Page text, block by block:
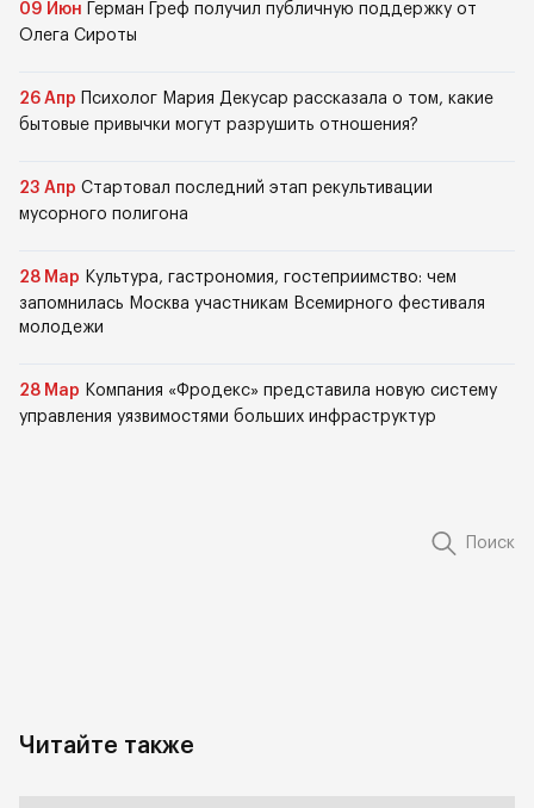
09 Июн
Герман Греф получил публичную поддержку от
Олега Сироты
26 Апр
Психолог Мария Декусар рассказала о том, какие
бытовые привычки могут разрушить отношения?
23 Апр Стартовал последний этап рекультивации
мусорного полигона
28 Мар Культура, гастрономия, гостеприимство: чем
запомнилась Москва участникам Всемирного фестиваля
молодежи
28 Мар Компания «Фродекс» представила новую систему
управления уязвимостями больших инфраструктур
Поиск
Читайте также